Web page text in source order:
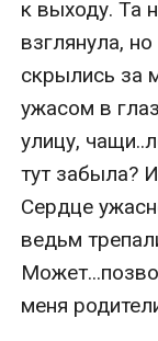
к выходу. Та
взглянула,
скрылись за
ужасом в
улицу,
тут забыла?
Сердце
ведьм
меня